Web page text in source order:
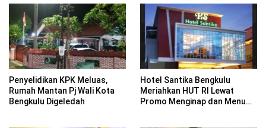
Penyelidikan KPK Meluas,
Rumah Mantan Pj Wali Kota
Bengkulu Digeledah
Hotel Santika Bengkulu
Meriahkan HUT RI Lewat
Promo Menginap dan Menu